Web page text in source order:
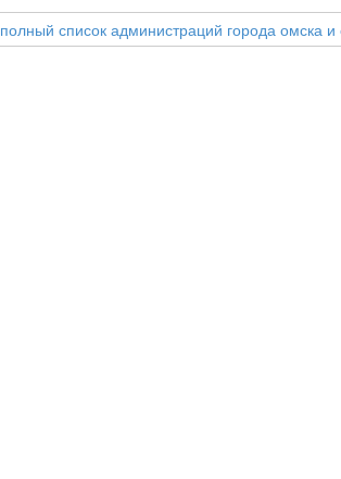
полный список администраций города омска и